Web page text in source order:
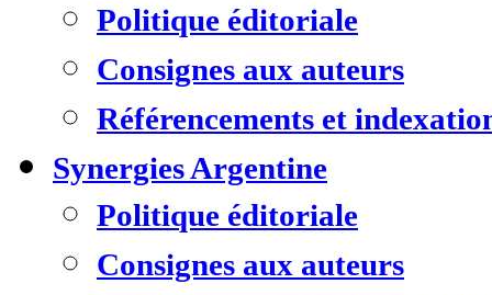
Politique éditoriale
Consignes aux auteurs
Référencements et
Synergies Argentine
Politique éditoriale
Consignes aux auteurs